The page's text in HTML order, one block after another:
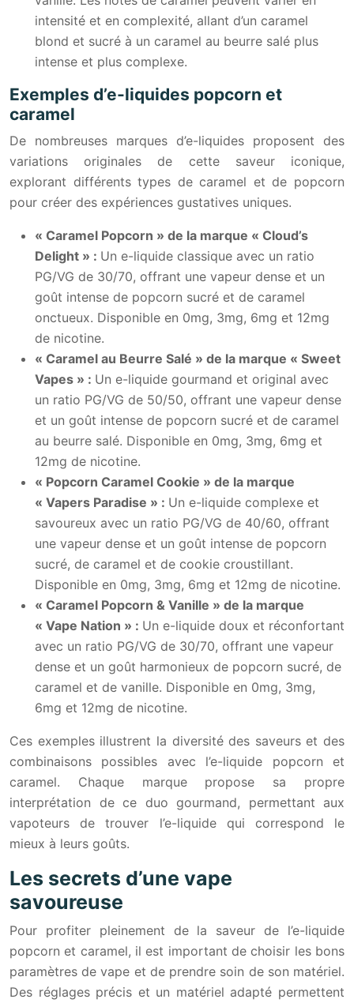
intensité et en complexité, allant d’un caramel
blond et sucré à un caramel au beurre salé plus
intense et plus complexe.
Exemples d’e-liquides popcorn et
caramel
De nombreuses marques d’e-liquides proposent des
variations originales de cette saveur iconique,
explorant différents types de caramel et de popcorn
pour créer des expériences gustatives uniques.
« Caramel Popcorn » de la marque « Cloud’s
Delight » : Un e-liquide classique avec un ratio
PG/VG de 30/70, offrant une vapeur dense et un
goût intense de popcorn sucré et de caramel
onctueux. Disponible en 0mg, 3mg, 6mg et 12mg
de nicotine.
« Caramel au Beurre Salé » de la marque « Sweet
Vapes » : Un e-liquide gourmand et original avec
un ratio PG/VG de 50/50, offrant une vapeur dense
et un goût intense de popcorn sucré et de caramel
au beurre salé. Disponible en 0mg, 3mg, 6mg et
12mg de nicotine.
« Popcorn Caramel Cookie » de la marque
« Vapers Paradise » : Un e-liquide complexe et
savoureux avec un ratio PG/VG de 40/60, offrant
une vapeur dense et un goût intense de popcorn
sucré, de caramel et de cookie croustillant.
Disponible en 0mg, 3mg, 6mg et 12mg de nicotine.
« Caramel Popcorn & Vanille » de la marque
« Vape Nation » : Un e-liquide doux et réconfortant
avec un ratio PG/VG de 30/70, offrant une vapeur
dense et un goût harmonieux de popcorn sucré, de
caramel et de vanille. Disponible en 0mg, 3mg,
6mg et 12mg de nicotine.
Ces exemples illustrent la diversité des saveurs et des
combinaisons possibles avec l’e-liquide popcorn et
caramel. Chaque marque propose sa propre
interprétation de ce duo gourmand, permettant aux
vapoteurs de trouver l’e-liquide qui correspond le
mieux à leurs goûts.
Les secrets d’une vape
savoureuse
Pour profiter pleinement de la saveur de l’e-liquide
popcorn et caramel, il est important de choisir les bons
paramètres de vape et de prendre soin de son matériel.
Des réglages précis et un matériel adapté permettent